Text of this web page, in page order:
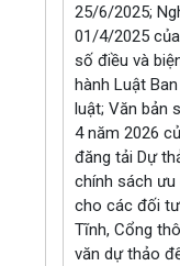
25/6/2025;
01/4/2025
số điều và
hành Luật
luật; Văn bản
4 năm 2026
đăng tải Dự
chính sách ưu
cho các đối
Tĩnh, Cổng
văn dự thảo